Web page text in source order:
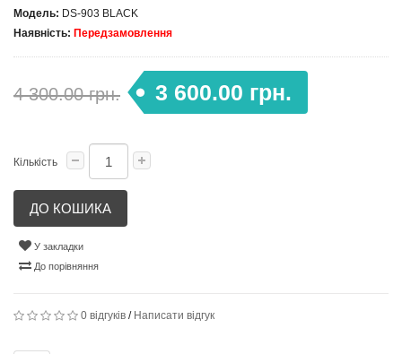
Модель: DS-903 BLACK
Наявність: Передзамовлення
4 300.00 грн. 3 600.00 грн.
Кількість
ДО КОШИКА
У закладки
До порівняння
0 відгуків / Написати відгук